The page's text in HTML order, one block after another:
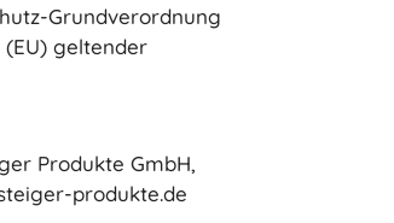
Grundverordnung
(EU) geltender
Produkte GmbH,
produkte.de